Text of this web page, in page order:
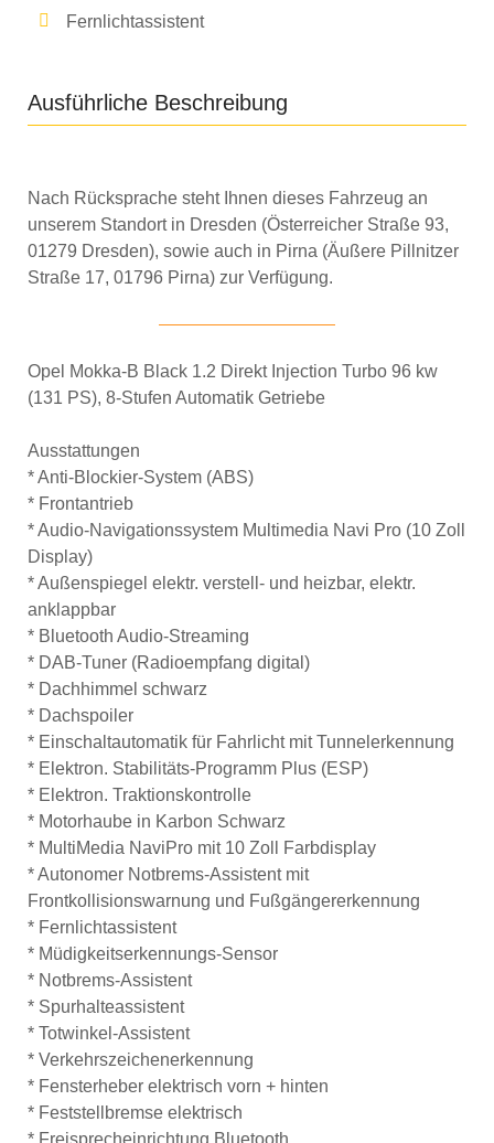
Fernlichtassistent
Ausführliche Beschreibung
Nach Rücksprache steht Ihnen dieses Fahrzeug an
unserem Standort in Dresden (Österreicher Straße 93,
01279 Dresden), sowie auch in Pirna (Äußere Pillnitzer
Straße 17, 01796 Pirna) zur Verfügung.
Opel Mokka-B Black 1.2 Direkt Injection Turbo 96 kw
(131 PS), 8-Stufen Automatik Getriebe
Ausstattungen
* Anti-Blockier-System (ABS)
* Frontantrieb
* Audio-Navigationssystem Multimedia Navi Pro (10 Zoll
Display)
* Außenspiegel elektr. verstell- und heizbar, elektr.
anklappbar
* Bluetooth Audio-Streaming
* DAB-Tuner (Radioempfang digital)
* Dachhimmel schwarz
* Dachspoiler
* Einschaltautomatik für Fahrlicht mit Tunnelerkennung
* Elektron. Stabilitäts-Programm Plus (ESP)
* Elektron. Traktionskontrolle
* Motorhaube in Karbon Schwarz
* MultiMedia NaviPro mit 10 Zoll Farbdisplay
* Autonomer Notbrems-Assistent mit
Frontkollisionswarnung und Fußgängererkennung
* Fernlichtassistent
* Müdigkeitserkennungs-Sensor
* Notbrems-Assistent
* Spurhalteassistent
* Totwinkel-Assistent
* Verkehrszeichenerkennung
* Fensterheber elektrisch vorn + hinten
* Feststellbremse elektrisch
* Freisprecheinrichtung Bluetooth